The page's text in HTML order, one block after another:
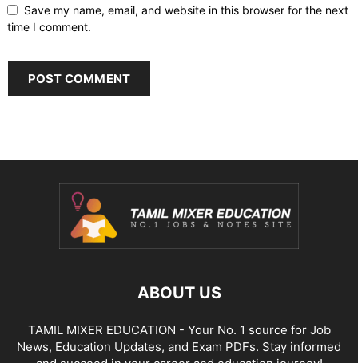
Save my name, email, and website in this browser for the next
time I comment.
ABOUT US
TAMIL MIXER EDUCATION - Your No. 1 source for Job
News, Education Updates, and Exam PDFs. Stay informed